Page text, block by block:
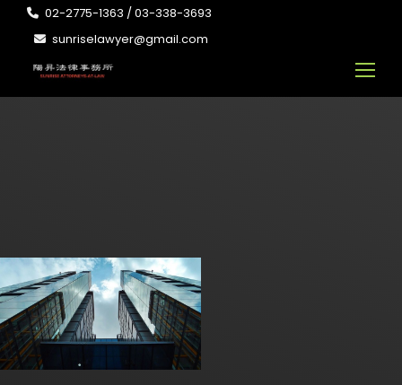
02-2775-1363 / 03-338-3693
sunriselawyer@gmail.com